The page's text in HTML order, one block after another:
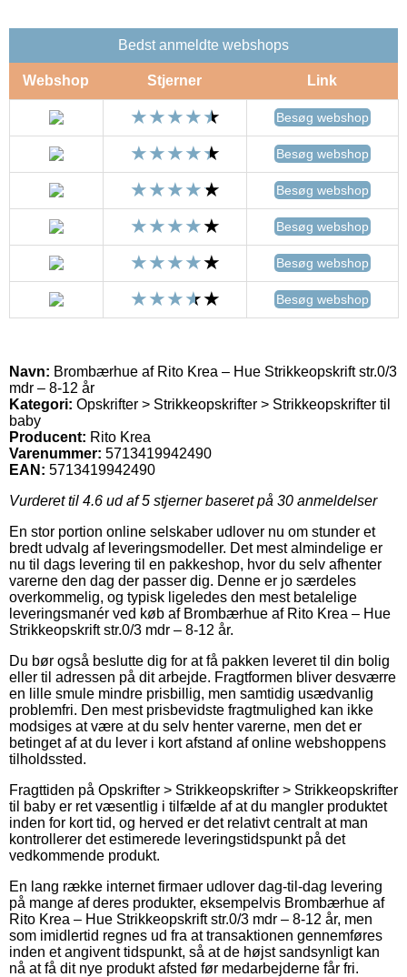
Bedst anmeldte webshops
Webshop Stjerner Link
Besøg webshop
Besøg webshop
Besøg webshop
Besøg webshop
Besøg webshop
Besøg webshop
Navn: Brombærhue af Rito Krea – Hue Strikkeopskrift str.0/3
mdr – 8-12 år
Kategori: Opskrifter > Strikkeopskrifter > Strikkeopskrifter til
baby
Producent: Rito Krea
Varenummer: 5713419942490
EAN: 5713419942490
Vurderet til 4.6 ud af 5 stjerner baseret på 30 anmeldelser
En stor portion online selskaber udlover nu om stunder et
bredt udvalg af leveringsmodeller. Det mest almindelige er
nu til dags levering til en pakkeshop, hvor du selv afhenter
varerne den dag der passer dig. Denne er jo særdeles
overkommelig, og typisk ligeledes den mest betalelige
leveringsmanér ved køb af Brombærhue af Rito Krea – Hue
Strikkeopskrift str.0/3 mdr – 8-12 år.
Du bør også beslutte dig for at få pakken leveret til din bolig
eller til adressen på dit arbejde. Fragtformen bliver desværre
en lille smule mindre prisbillig, men samtidig usædvanlig
problemfri. Den mest prisbevidste fragtmulighed kan ikke
modsiges at være at du selv henter varerne, men det er
betinget af at du lever i kort afstand af online webshoppens
tilholdssted.
Fragttiden på Opskrifter > Strikkeopskrifter > Strikkeopskrifter
til baby er ret væsentlig i tilfælde af at du mangler produktet
inden for kort tid, og herved er det relativt centralt at man
kontrollerer det estimerede leveringstidspunkt på det
vedkommende produkt.
En lang række internet firmaer udlover dag-til-dag levering
på mange af deres produkter, eksempelvis Brombærhue af
Rito Krea – Hue Strikkeopskrift str.0/3 mdr – 8-12 år, men
som imidlertid regnes ud fra at transaktionen gennemføres
inden et angivent tidspunkt, så at de højst sandsynligt kan
nå at få dit nye produkt afsted før medarbejderne får fri.